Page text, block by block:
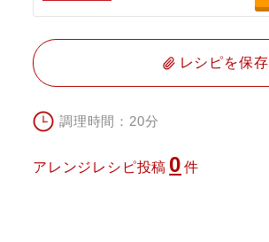
レシピを保存
調理時間：20分
アレンジレシピ投稿 0 件